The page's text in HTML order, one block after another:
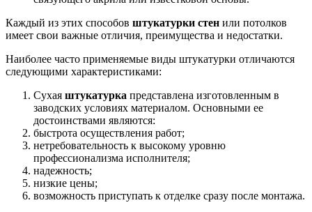
Каждый из этих способов штукатурки стен или потолков
имеет свои важные отличия, преимущества и недостатки.
Наиболее часто применяемые виды штукатурки отличаются
следующими характеристиками:
Сухая штукатурка представлена изготовленным в
заводских условиях материалом. Основными ее
достоинствами являются:
быстрота осуществления работ;
нетребовательность к высокому уровню
профессионализма исполнителя;
надежность;
низкие цены;
возможность приступать к отделке сразу после монтажа.